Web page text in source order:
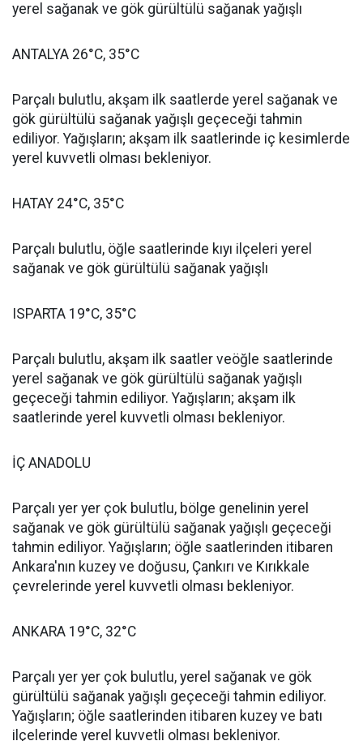
yerel sağanak ve gök gürültülü sağanak yağışlı
ANTALYA 26°C, 35°C
Parçalı bulutlu, akşam ilk saatlerde yerel sağanak ve
gök gürültülü sağanak yağışlı geçeceği tahmin
ediliyor. Yağışların; akşam ilk saatlerinde iç kesimlerde
yerel kuvvetli olması bekleniyor.
HATAY 24°C, 35°C
Parçalı bulutlu, öğle saatlerinde kıyı ilçeleri yerel
sağanak ve gök gürültülü sağanak yağışlı
ISPARTA 19°C, 35°C
Parçalı bulutlu, akşam ilk saatler veöğle saatlerinde
yerel sağanak ve gök gürültülü sağanak yağışlı
geçeceği tahmin ediliyor. Yağışların; akşam ilk
saatlerinde yerel kuvvetli olması bekleniyor.
İÇ ANADOLU
Parçalı yer yer çok bulutlu, bölge genelinin yerel
sağanak ve gök gürültülü sağanak yağışlı geçeceği
tahmin ediliyor. Yağışların; öğle saatlerinden itibaren
Ankara'nın kuzey ve doğusu, Çankırı ve Kırıkkale
çevrelerinde yerel kuvvetli olması bekleniyor.
ANKARA 19°C, 32°C
Parçalı yer yer çok bulutlu, yerel sağanak ve gök
gürültülü sağanak yağışlı geçeceği tahmin ediliyor.
Yağışların; öğle saatlerinden itibaren kuzey ve batı
ilçelerinde yerel kuvvetli olması bekleniyor.